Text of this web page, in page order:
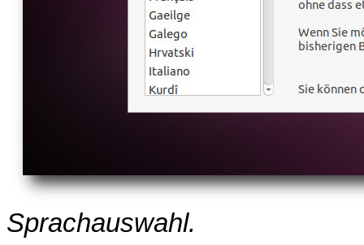
Sprachauswahl.